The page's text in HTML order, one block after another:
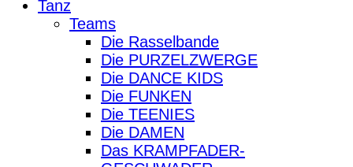
Tanz
Teams
Die Rasselbande
Die PURZELZWERGE
Die DANCE KIDS
Die FUNKEN
Die TEENIES
Die DAMEN
Das KRAMPFADER-